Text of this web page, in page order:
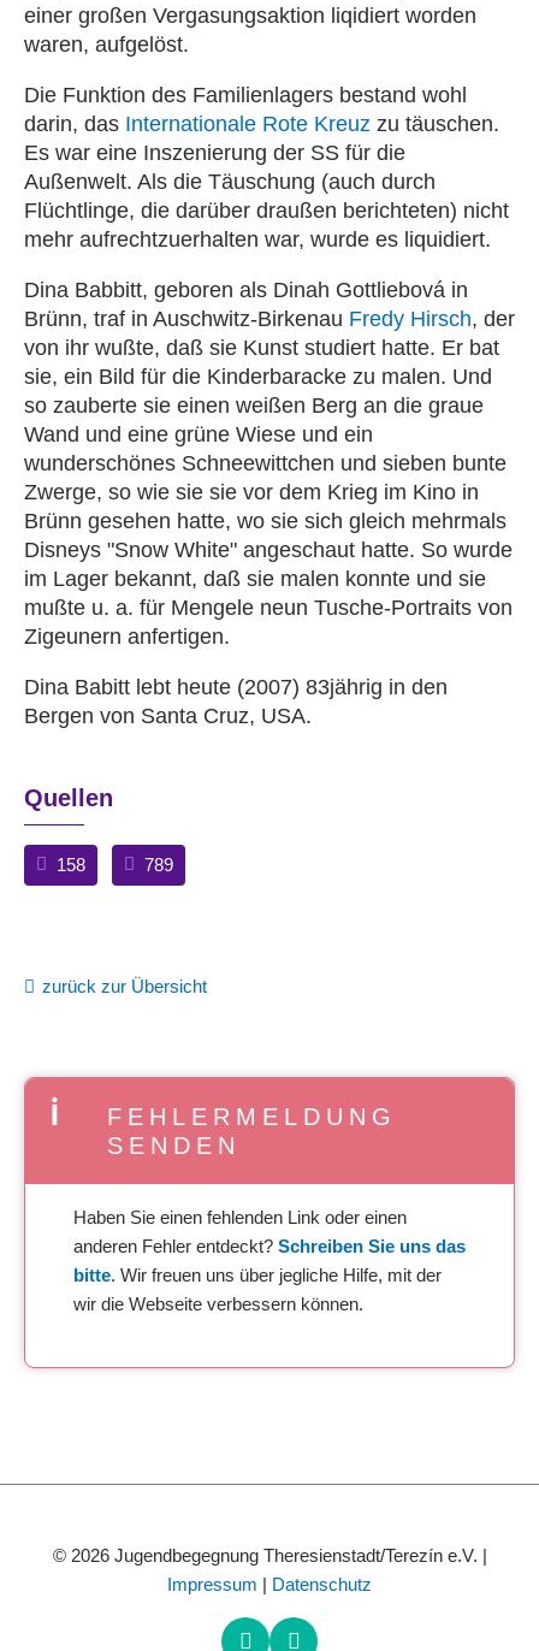
einer großen Vergasungsaktion liqidiert worden
waren, aufgelöst.
Die Funktion des Familienlagers bestand wohl
darin, das Internationale Rote Kreuz zu täuschen.
Es war eine Inszenierung der SS für die
Außenwelt. Als die Täuschung (auch durch
Flüchtlinge, die darüber draußen berichteten) nicht
mehr aufrechtzuerhalten war, wurde es liquidiert.
Dina Babbitt, geboren als Dinah Gottliebová in
Brünn, traf in Auschwitz-Birkenau Fredy Hirsch, der
von ihr wußte, daß sie Kunst studiert hatte. Er bat
sie, ein Bild für die Kinderbaracke zu malen. Und
so zauberte sie einen weißen Berg an die graue
Wand und eine grüne Wiese und ein
wunderschönes Schneewittchen und sieben bunte
Zwerge, so wie sie sie vor dem Krieg im Kino in
Brünn gesehen hatte, wo sie sich gleich mehrmals
Disneys "Snow White" angeschaut hatte. So wurde
im Lager bekannt, daß sie malen konnte und sie
mußte u. a. für Mengele neun Tusche-Portraits von
Zigeunern anfertigen.
Dina Babitt lebt heute (2007) 83jährig in den
Bergen von Santa Cruz, USA.
Quellen
158 789
zurück zur Übersicht
FEHLERMELDUNG
SENDEN
Haben Sie einen fehlenden Link oder einen
anderen Fehler entdeckt? Schreiben Sie uns das
bitte. Wir freuen uns über jegliche Hilfe, mit der
wir die Webseite verbessern können.
© 2026 Jugendbegegnung Theresienstadt/Terezín e.V. |
Impressum | Datenschutz